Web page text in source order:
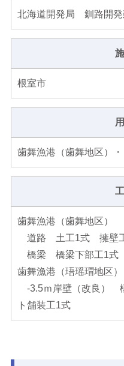
北海道開発局 釧路開
根室市
歯舞漁港（歯舞地区）・
歯舞漁港（歯舞地区）
道路 土工1式 擁壁
橋梁 橋梁下部工1式
歯舞漁港（珸瑶瑁地区）
-3.5ｍ岸壁（改良）
ト舗装工1式